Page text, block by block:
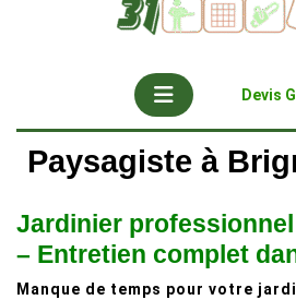
Open
Button
Devis
Paysagiste à
Jardinier
– Entretien complet
Manque de temps pour votre